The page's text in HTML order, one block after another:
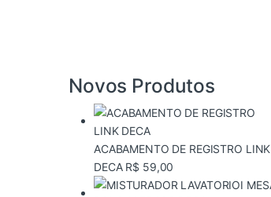
Novos Produtos
ACABAMENTO DE REGISTRO LINK
DECA R$ 59,00